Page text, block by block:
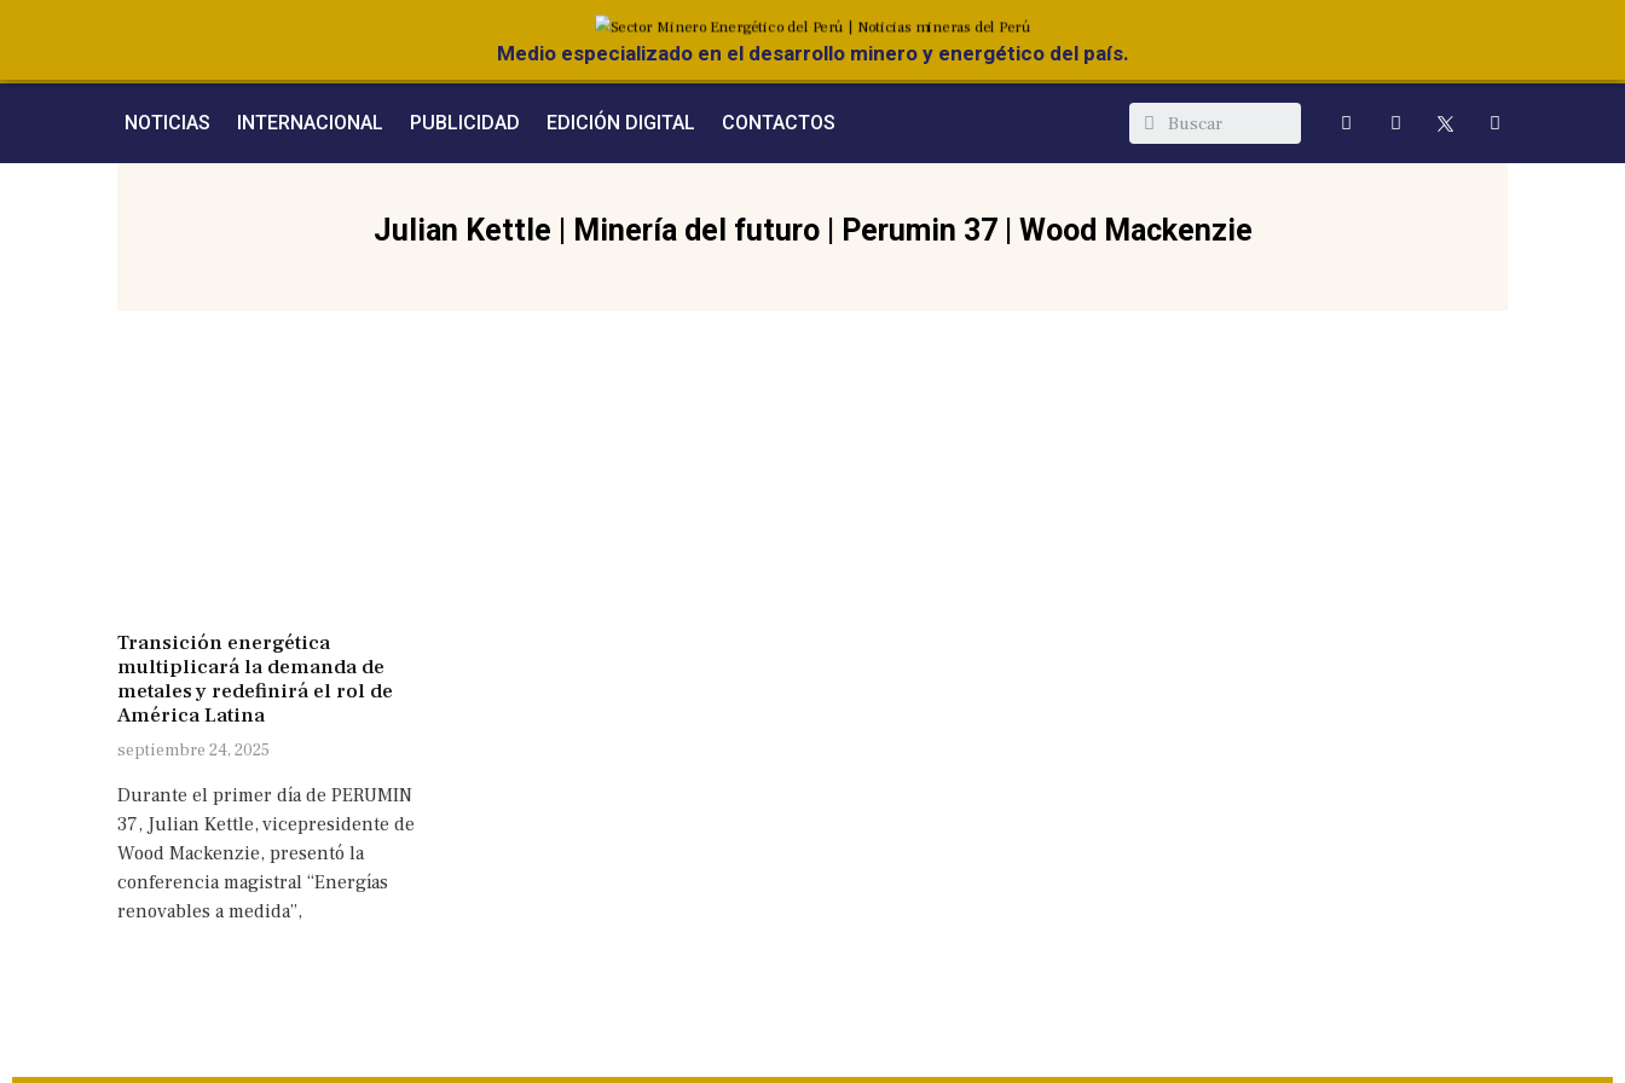
Medio especializado en el desarrollo minero y energético del país.
NOTICIAS INTERNACIONAL PUBLICIDAD EDICIÓN DIGITAL CONTACTOS
Julian Kettle Minería del futuro| Perumin 37| Wood Mackenzie
Transición energética
multiplicará la demanda de
metales y redefinirá el rol de
América Latina
septiembre 24, 2025
Durante el primer día de PERUMIN
37, Julian Kettle, vicepresidente de
Wood Mackenzie, presentó la
conferencia magistral “Energías
renovables a medida”,